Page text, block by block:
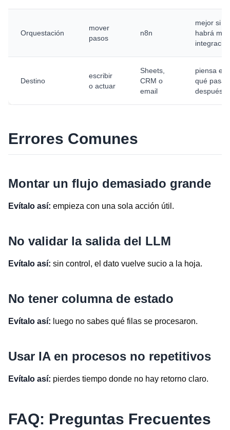
Orquestación
mover
pasos
n8n
mejor si
habrá más
Destino
escribir
o actuar
Sheets,
CRM o
email
piensa en
qué pasa
después
Errores Comunes
Montar un flujo demasiado grande
Evítalo así: empieza con una sola acción útil.
No validar la salida del LLM
Evítalo así: sin control, el dato vuelve sucio a la hoja.
No tener columna de estado
Evítalo así: luego no sabes qué filas se procesaron.
Usar IA en procesos no repetitivos
Evítalo así: pierdes tiempo donde no hay retorno claro.
FAQ: Preguntas Frecuentes